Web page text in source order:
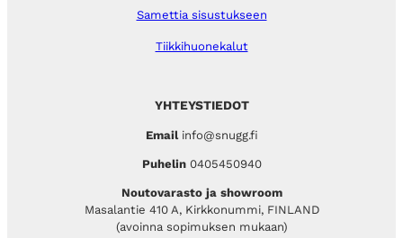
YHTEYSTIEDOT
Emailinfo@snugg.fi
Puhelin 0405450940
Noutovarasto ja showroom
Masalantie 410 A, Kirkkonummi, FINLAND
(avoinna sopimuksen mukaan)
Samettia sisustukseen
Tiikkihuonekalut